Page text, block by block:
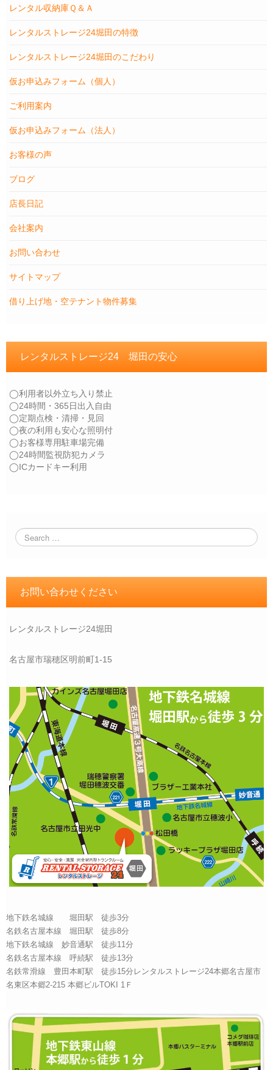
レンタル収納庫Ｑ＆Ａ
レンタルストレージ24堀田の特徴
レンタルストレージ24堀田のこだわり
仮お申込みフォーム（個人）
ご利用案内
仮お申込みフォーム（法人）
お客様の声
ブログ
店長日記
会社案内
お問い合わせ
サイトマップ
借り上げ地・空テナント物件募集
レンタルストレージ24 堀田の安心
◯利用者以外立ち入り禁止
◯24時間・365日出入自由
◯定期点検・清掃・見回
◯夜の利用も安心な照明付
◯お客様専用駐車場完備
◯24時間監視防犯カメラ
◯ICカードキー利用
お問い合わせください
レンタルストレージ24堀田
名古屋市瑞穂区明前町1-15
地下鉄名城線 堀田駅 徒歩3分
名鉄名古屋本線 堀田駅 徒歩8分
地下鉄名城線 妙音通駅 徒歩11分
名鉄名古屋本線 呼続駅 徒歩13分
名鉄常滑線 豊田本町駅 徒歩15分レンタルストレージ24本郷名古屋市
名東区本郷2-215 本郷ビルTOKI 1Ｆ